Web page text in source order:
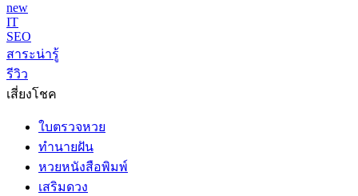
new
IT
SEO
สาระน่ารู้
รีวิว
เสี่ยงโชค
ใบตรวจหวย
ทำนายฝัน
หวยหนังสือพิมพ์
เสริมดวง